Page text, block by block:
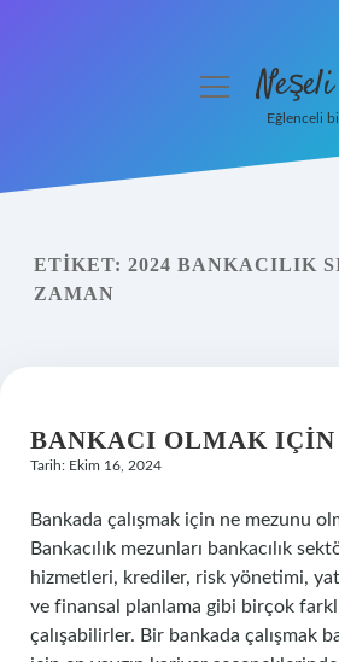
Yasal Uyarı
menüyü
Eğlenceli
ETIKET: 2024 BANKACILIK
ZAMAN
BANKACI OLMAK IÇIN
Tarih: Ekim 16, 2024
Bankada çalışmak için ne mezunu
Bankacılık mezunları bankacılık
hizmetleri, krediler, risk yönetimi,
ve finansal planlama gibi birçok
çalışabilirler. Bir bankada çalışmak